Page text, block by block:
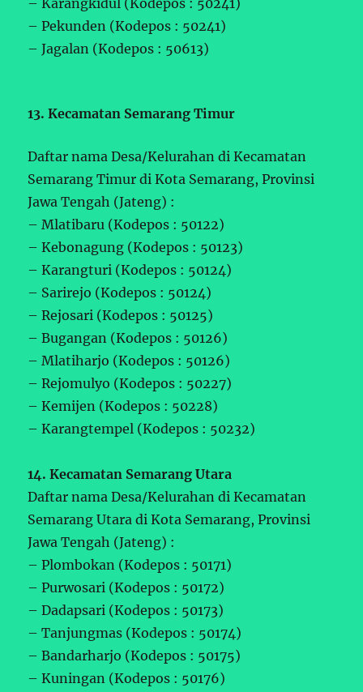
– Karangkidul (Kodepos : 50241)
– Pekunden (Kodepos : 50241)
– Jagalan (Kodepos : 50613)
13. Kecamatan Semarang Timur
Daftar nama Desa/Kelurahan di Kecamatan
Semarang Timur di Kota Semarang, Provinsi
Jawa Tengah (Jateng) :
– Mlatibaru (Kodepos : 50122)
– Kebonagung (Kodepos : 50123)
– Karangturi (Kodepos : 50124)
– Sarirejo (Kodepos : 50124)
– Rejosari (Kodepos : 50125)
– Bugangan (Kodepos : 50126)
– Mlatiharjo (Kodepos : 50126)
– Rejomulyo (Kodepos : 50227)
– Kemijen (Kodepos : 50228)
– Karangtempel (Kodepos : 50232)
14. Kecamatan Semarang Utara
Daftar nama Desa/Kelurahan di Kecamatan
Semarang Utara di Kota Semarang, Provinsi
Jawa Tengah (Jateng) :
– Plombokan (Kodepos : 50171)
– Purwosari (Kodepos : 50172)
– Dadapsari (Kodepos : 50173)
– Tanjungmas (Kodepos : 50174)
– Bandarharjo (Kodepos : 50175)
– Kuningan (Kodepos : 50176)